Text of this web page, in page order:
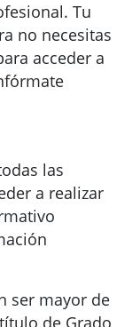
Tu
no necesitas
acceder a
las
a realizar
ser mayor de
de Grado